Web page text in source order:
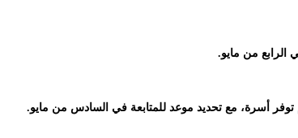
الرابع من مايو.
توفر أسرة، مع تحديد موعد للمتابعة في السادس من مايو.